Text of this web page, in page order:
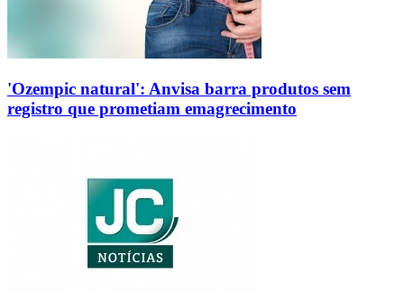
'Ozempic natural': Anvisa barra produtos sem
registro que prometiam emagrecimento